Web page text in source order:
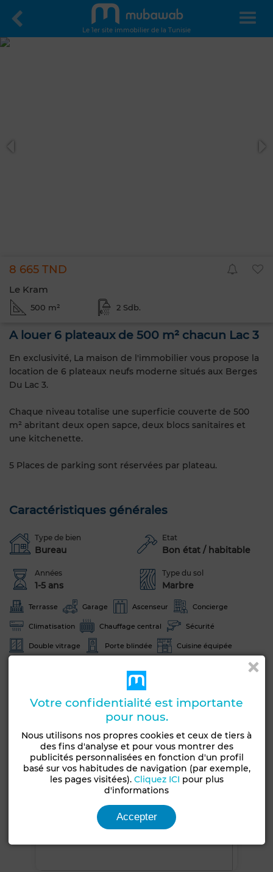
Le 1er site immobilier de la Tunisie
8 665 TND
Le Kram
500 m² 2 Sdb.
A louer 6 plateaux de 500 m² chacun Lac 3
En exclusivité, La maison de l'immobilier vous propose la
location de 6 plateaux neufs moderne situés aux Berges
Du Lac 3.
Chaque niveau totalise une superficie couverte de 500
m² abritant deux open sapce, deux blocs sanitaires et
une kitchenette.
5 Places de parking sont réservées par plateau.
Caractéristiques générales
Type de bien
Bureau
Etat
Bon état / habitable
Années
1-5 ans
Type du sol
Marbre
Terrasse Garage Ascenseur Concierge
Climatisation Chauffage central Sécurité
Double vitrage Porte blindée Cuisine équipée
Voir plus de photos
Votre confidentialité est importante
pour nous.
Nous utilisons nos propres cookies et ceux de tiers à
des fins d'analyse et pour vous montrer des
publicités personnalisées en fonction d'un profil
basé sur vos habitudes de navigation (par exemple,
les pages visitées). Cliquez ICI pour plus
d'informations
Accepter